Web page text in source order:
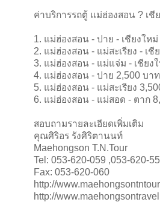
ค่าบริการรถตู้ แม่ฮ่องสอน ? เชี
1. แม่ฮ่องสอน - ปาย - เชียงให
2. แม่ฮ่องสอน - แม่สะเรียง - เ
3. แม่ฮ่องสอน - แม่แจ่ม - เชียง
4. แม่ฮ่องสอน - ปาย 2,500 บา
5. แม่ฮ่องสอน - แม่สะเรียง
6. แม่ฮ่องสอน - แม่สอด - ตาก
สอบถามรายละเอียดเพิ่มเติม
คุณศิริอร รังศิริตานนท์
Maehongson T.N.Tour
Tel: 053-620-059 ,053-620-
Fax: 053-620-060
http://
http://